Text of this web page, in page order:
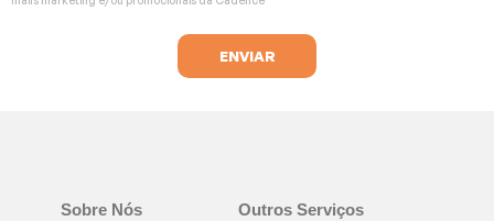
Sobre Nós Outros Serviços